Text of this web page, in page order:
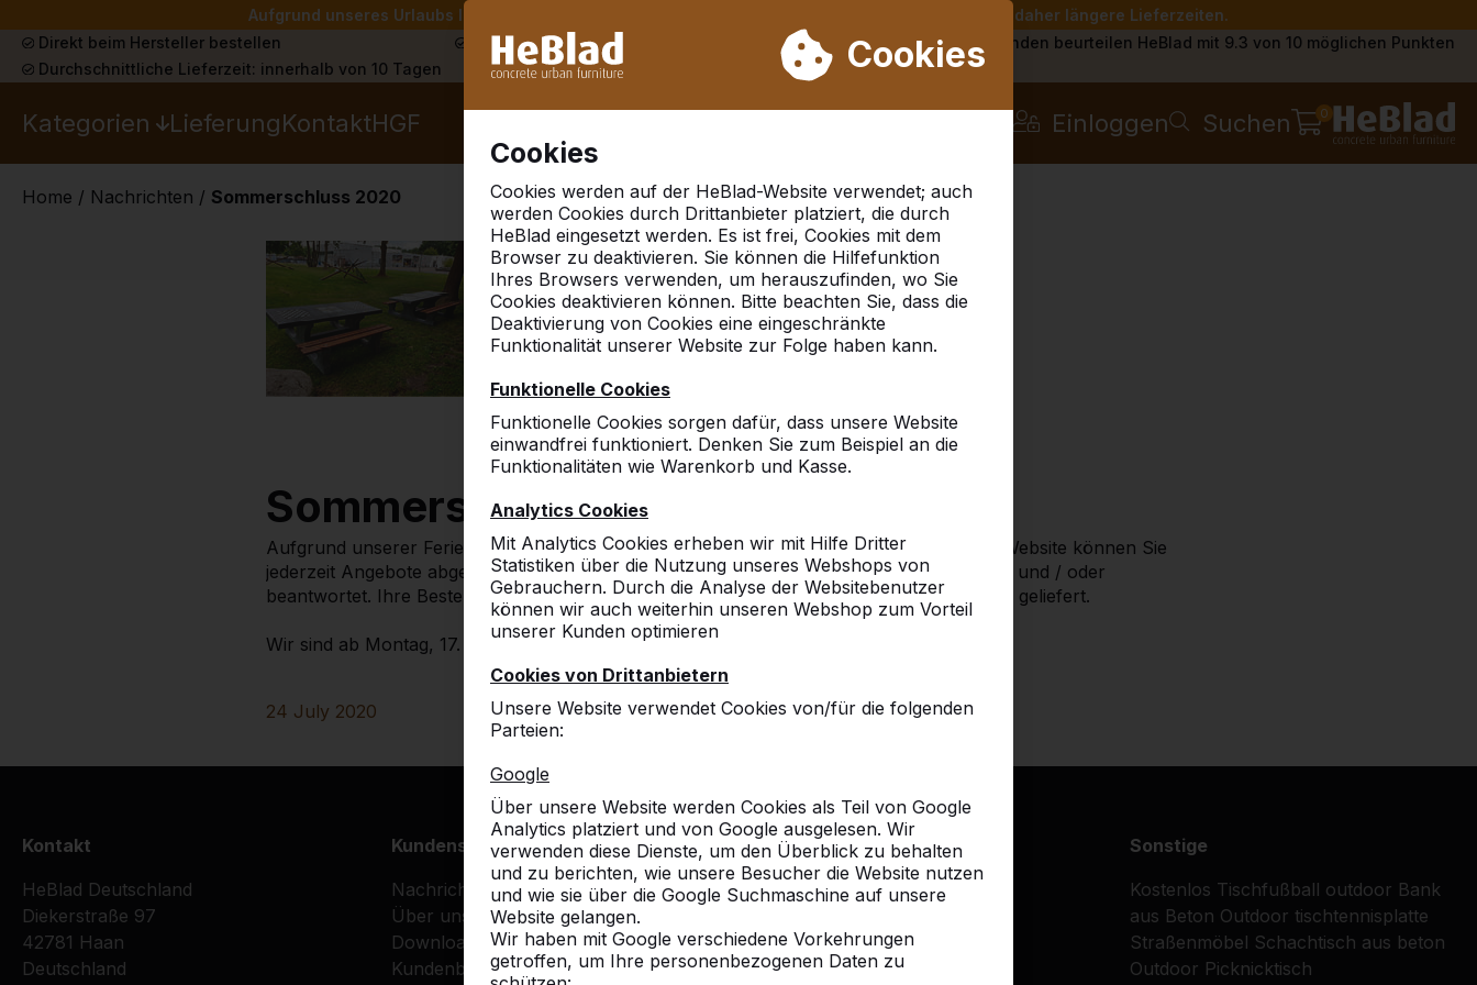
Aufgrund unseres Urlaubs liefern wir von Woche 31 bis Woche 33 nicht. Bitte berücksichtigen Sie daher längere Lieferzeiten.
Cookies
Cookies
Cookies werden auf der HeBlad-Website verwendet; auch
werden Cookies durch Drittanbieter platziert, die durch
HeBlad eingesetzt werden. Es ist frei, Cookies mit dem
Browser zu deaktivieren. Sie können die Hilfefunktion
Ihres Browsers verwenden, um herauszufinden, wo Sie
Cookies deaktivieren können. Bitte beachten Sie, dass die
Deaktivierung von Cookies eine eingeschränkte
Funktionalität unserer Website zur Folge haben kann.
Funktionelle Cookies
Funktionelle Cookies sorgen dafür, dass unsere Website
einwandfrei funktioniert. Denken Sie zum Beispiel an die
Funktionalitäten wie Warenkorb und Kasse.
Analytics Cookies
Mit Analytics Cookies erheben wir mit Hilfe Dritter
Statistiken über die Nutzung unseres Webshops von
Gebrauchern. Durch die Analyse der Websitebenutzer
können wir auch weiterhin unseren Webshop zum Vorteil
unserer Kunden optimieren
Cookies von Drittanbietern
Unsere Website verwendet Cookies von/für die folgenden
Parteien:
Google
Über unsere Website werden Cookies als Teil von Google
Analytics platziert und von Google ausgelesen. Wir
verwenden diese Dienste, um den Überblick zu behalten
und zu berichten, wie unsere Besucher die Website nutzen
und wie sie über die Google Suchmaschine auf unsere
Website gelangen.
Wir haben mit Google verschiedene Vorkehrungen
getroffen, um Ihre personenbezogenen Daten zu
Direkt beim Hersteller bestellen Schon mehr als 30.000 Produkten verkauft
Kunden beurteilen HeBlad mit 9.3 von 10 möglichen Punkten
Durchschnittliche Lieferzeit: innerhalb von 10 Tagen
Kategorien LieferungKontaktHGF Einloggen Suchen 0
Home / Nachrichten / Sommerschluss 2020
Sommerschluss 2020
Aufgrund unserer Ferien sind wir vom 25. Juli bis 16. August geschlossen. Über unsere Website können Sie
jederzeit Angebote abgeben und Bestellungen aufgeben. Ihre Mail wird verspätet gelesen und / oder
beantwortet. Ihre Bestellungen werden innerhalb weniger Wochen nach unserem Urlaub geliefert.
Wir sind ab Montag, 17. August, telefonisch erreichbar.
24 July 2020
Kontakt
HeBlad Deutschland
Diekerstraße 97
42781 Haan
Deutschland
Kundenservice
Nachrichten
Über uns
Downloads
Kundenberichte
Kategorien
Tischtennistische
Tischkicker
Spieltische
Sonstige
Kostenlos Tischfußball outdoor Bank
aus Beton Outdoor tischtennisplatte
Straßenmöbel Schachtisch aus beton
Outdoor Picknicktisch